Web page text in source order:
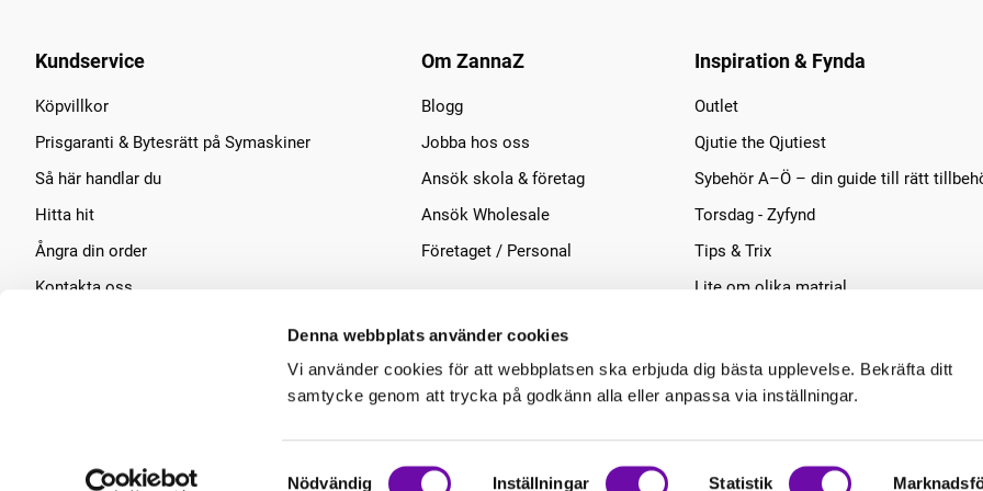
Denna webbplats använder cookies
Vi använder cookies för att webbplatsen ska erbjuda dig bästa upplevelse. Bekräfta ditt
samtycke genom att trycka på godkänn alla eller anpassa via inställningar.
Samtyckesval
Nödvändig Inställningar Statistik
Kundservice
Köpvillkor
Prisgaranti & Bytesrätt på Symaskiner
Så här handlar du
Hitta hit
Ångra din order
Kontakta oss
Om ZannaZ
Blogg
Jobba hos oss
Ansök skola & företag
Ansök Wholesale
Företaget / Personal
Inspiration & Fynda
Outlet
Qjutie the Qjutiest
Sybehör A–Ö – din guide till rätt
Torsdag - Zyfynd
Tips & Trix
Lite om olika matrial
.